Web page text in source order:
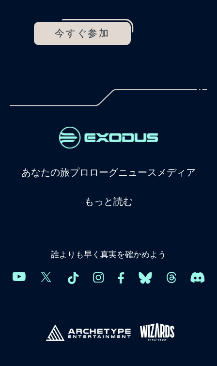
今すぐ参加
あなたの旅プロローグニュースメディア
もっと読む
誰よりも早く真実を確かめよう